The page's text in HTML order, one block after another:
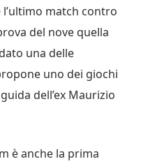
match contro
del nove quella
una delle
uno dei giochi
dell’ex Maurizio
è anche la prima